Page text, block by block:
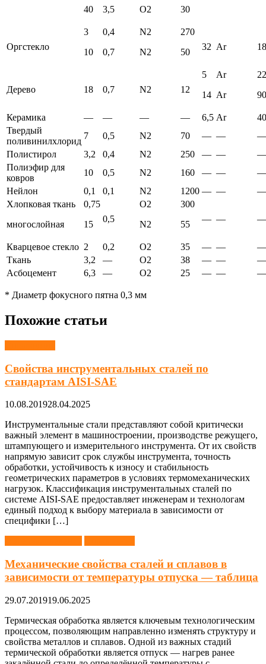
40 3,5 О2 30
Оргстекло
3
10
0,4
0,7
N2
N2
270
50
32 Ar 18
Дерево 18 0,7 N2 12
5
14
Ar
Ar
90
Керамика — — — — 6,5 Ar
40
Твердый
поливинилхлорид
7 0,5 N2 70 — —
—
Полистирол
3,2 0,4 N2 250 — —
—
Полиэфир для
ковров
10 0,5 N2 160 — —
—
Нейлон
0,1 0,1 N2 1200 — —
—
Хлопковая ткань
многослойная
0,75
15
0,5
О2
N2
300
55
— — —
Кварцевое стекло 2 0,2 О2 35 — —
—
Ткань
3,2 — О2 38 — —
—
Асбоцемент
6,3 — О2 25 — — —
* Диаметр фокусного пятна 0,3 мм
Похожие статьи
Свойства инструментальных сталей по
стандартам AISI-SAE
10.08.201928.04.2025
Инструментальные стали представляют собой критически
важный элемент в машиностроении, производстве режущего,
штампующего и измерительного инструмента. От их свойств
напрямую зависит срок службы инструмента, точность
обработки, устойчивость к износу и стабильность
геометрических параметров в условиях термомеханических
нагрузок. Классификация инструментальных сталей по
системе AISI-SAE предоставляет инженерам и технологам
единый подход к выбору материала в зависимости от
специфики […]
Механические свойства сталей и сплавов в
зависимости от температуры отпуска — таблица
29.07.201919.06.2025
Термическая обработка является ключевым технологическим
процессом, позволяющим направленно изменять структуру и
свойства металлов и сплавов. Одной из важных стадий
термической обработки является отпуск — нагрев ранее